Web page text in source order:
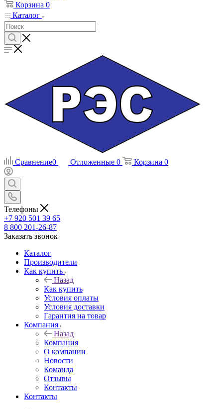
Корзина 0
Каталог
Сравнение0 Отложенные 0 Корзина 0
Телефоны
+7 920 501 39 65
8 800 201-26-87
Заказать звонок
Каталог
Производители
Как купить
Назад
Как купить
Условия оплаты
Условия доставки
Гарантия на товар
Компания
Назад
Компания
О компании
Новости
Команда
Отзывы
Контакты
Контакты